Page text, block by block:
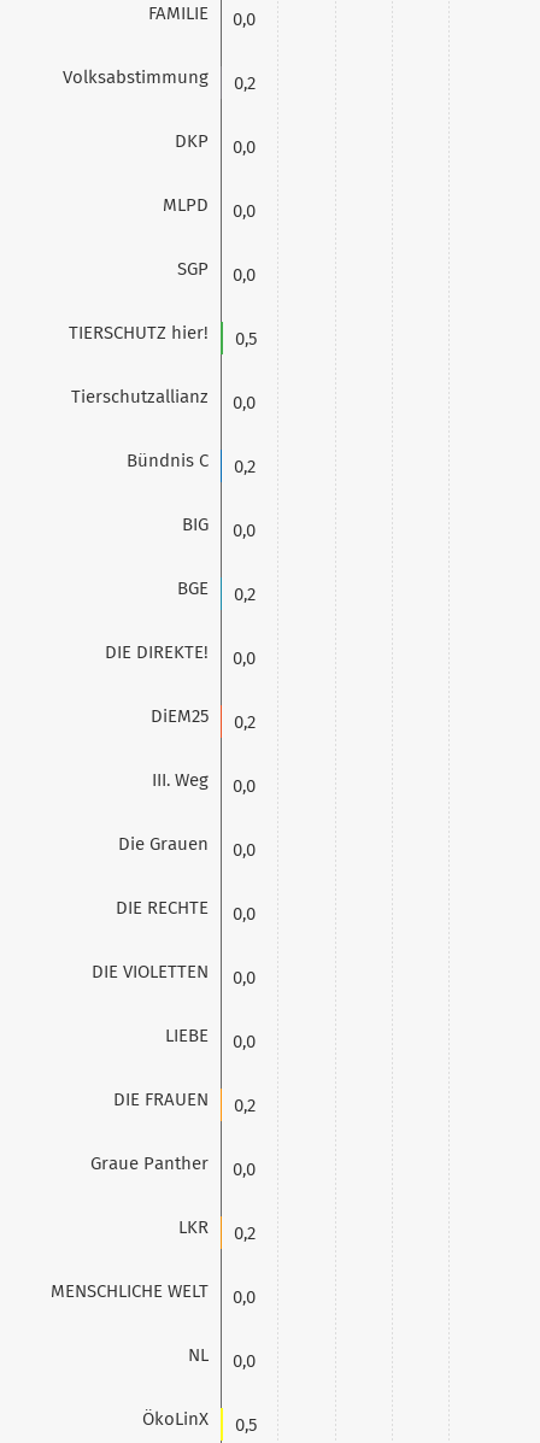
FAMILIE
Volksabstimmung
DKP
MLPD
SGP
TIERSCHUTZ hier!
Tierschutzallianz
Bündnis C
BIG
BGE
DIE DIREKTE!
DiEM25
III. Weg
Die Grauen
DIE RECHTE
DIE VIOLETTEN
LIEBE
DIE FRAUEN
Graue Panther
LKR
MENSCHLICHE WELT
NL
ÖkoLinX
0,0
0,2
0,0
0,0
0,0
0,5
0,0
0,2
0,0
0,2
0,0
0,2
0,0
0,0
0,0
0,0
0,0
0,2
0,0
0,2
0,0
0,0
0,5